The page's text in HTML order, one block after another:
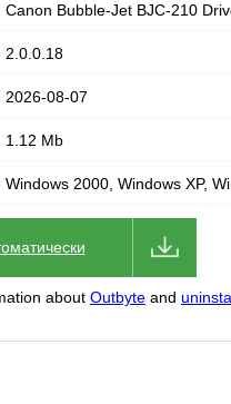
Canon Bubble-Jet BJC-210
2.0.0.18
2026-08-07
1.12 Mb
Windows 2000, Windows XP,
about Outbyte and